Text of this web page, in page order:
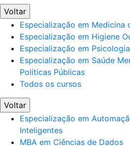
Voltar
Especialização em Medicina
Especialização em Higiene
Especialização em
Especialização em Saúde
Políticas Públicas
Todos os cursos
Voltar
Especialização em
Inteligentes
MBA em Ciências de Dados